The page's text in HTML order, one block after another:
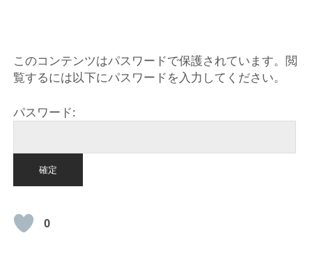
このコンテンツはパスワードで保護されています。閲
覧するには以下にパスワードを入力してください。
パスワード:
0